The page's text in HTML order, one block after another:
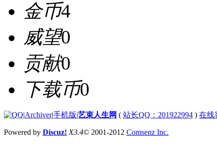
金币4
威望0
贡献0
下载币0
|Archiver|手机版|艺束人生网 ( 站长QQ：201922994 ) 在线
Powered by Discuz! X3.4© 2001-2012 Comsenz Inc.